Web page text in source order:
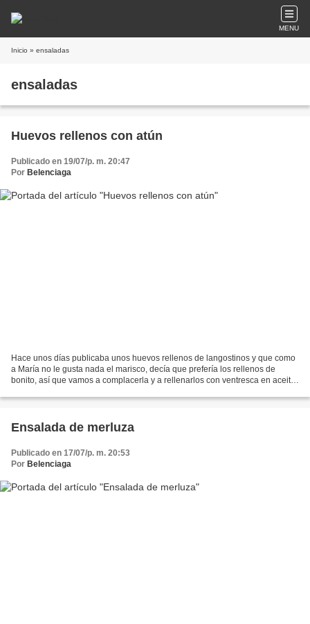
MENU
Inicio » ensaladas
ensaladas
Huevos rellenos con atún
Publicado en 19/07/p. m. 20:47
Por Belenciaga
Hace unos días publicaba unos huevos rellenos de langostinos y que como
a María no le gusta nada el marisco, decía que prefería los rellenos de
bonito, así que vamos a complacerla y a rellenarlos con ventresca en aceite.
Ensalada de merluza
Publicado en 17/07/p. m. 20:53
Por Belenciaga